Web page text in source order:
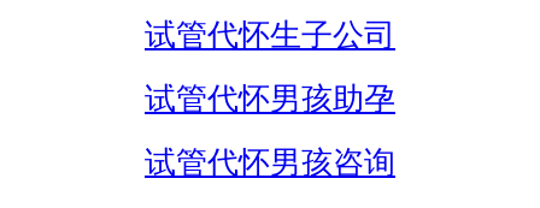
试管代怀生子公司
试管代怀男孩助孕
试管代怀男孩咨询